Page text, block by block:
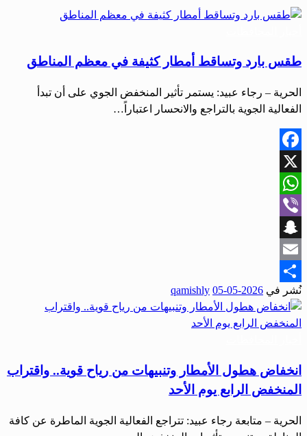
طقس بارد وتساقط أمطار كثيفة في معظم المناطق
الحرية – رجاء عبيد: يستمر تأثير المنخفض الجوي على أن تبدأ
الفعالية الجوية بالتراجع والانحسار اعتباراً…
Facebook
X
WhatsApp
Viber
Snapchat
Email
Share
نُشر في 2026-05-05
qamishly
انخفاض هطول الأمطار وتنبيهات من رياح قوية.. واقتراب
المنخفض الرابع يوم الأحد
الحرية – متابعة رجاء عبيد: تتراجع الفعالية الجوية الماطرة عن كافة